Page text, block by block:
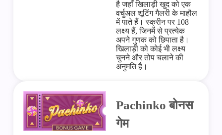
है जहाँ खिलाड़ी खुद को एक
वर्चुअल शूटिंग गैलरी के माहौल
में पाते हैं। स्क्रीन पर 108
लक्ष्य हैं, जिनमें से प्रत्येक
अपने गुणक को छिपाता है।
खिलाड़ी को कोई भी लक्ष्य
चुनने और तोप चलाने की
अनुमति है।
Pachinko बोनस
गेम